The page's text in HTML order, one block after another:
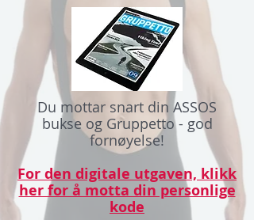
Du mottar snart din ASSOS
bukse og Gruppetto - god
fornøyelse!
For den digitale utgaven, klikk
her for å motta din personlige
kode